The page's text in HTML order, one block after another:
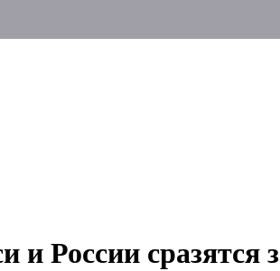
России сразятся